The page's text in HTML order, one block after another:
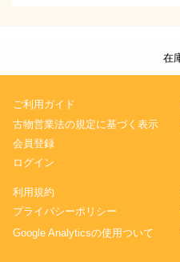
在
ご利用ガイド
古物営業法の規定に基づく表示
会員登録
ログイン
利用規約
プライバシーポリシー
Google Analyticsの使用ついて